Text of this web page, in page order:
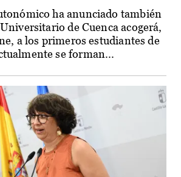
ha anunciado también
de Cuenca acogerá,
a los primeros estudiantes de
se forman...